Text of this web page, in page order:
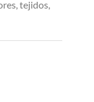
tejidos,